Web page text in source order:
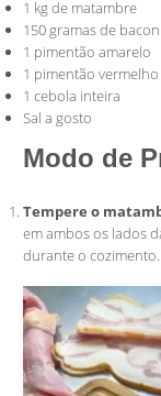
1 kg de matambre
150 gramas de
1 pimentão amarelo
1 pimentão vermelho
1 cebola inteira
Sal a gosto
Modo de
Tempere o
em ambos os lados
durante o cozimento.